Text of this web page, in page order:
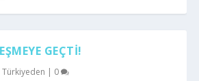
GEÇTI!
Türkiyeden | 0